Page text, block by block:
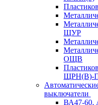
ЩУР
ОЩВ
ЩРН(В)-
выключатели
ВА47-60,